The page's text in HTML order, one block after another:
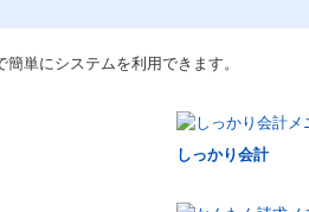
単にシステムを利用できます。
しっかり会計